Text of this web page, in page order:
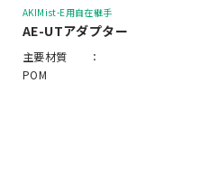
AKIMist-E用自在継手
AE-UTアダプター
主要材質 ：
POM